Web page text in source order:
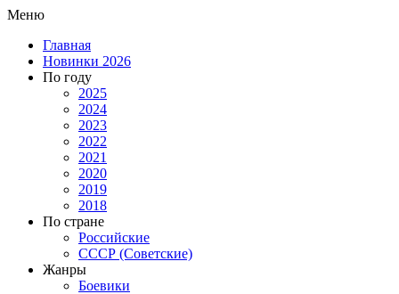
Меню
Главная
Новинки 2026
По году
2025
2024
2023
2022
2021
2020
2019
2018
По стране
Российские
СССР (Советские)
Жанры
Боевики